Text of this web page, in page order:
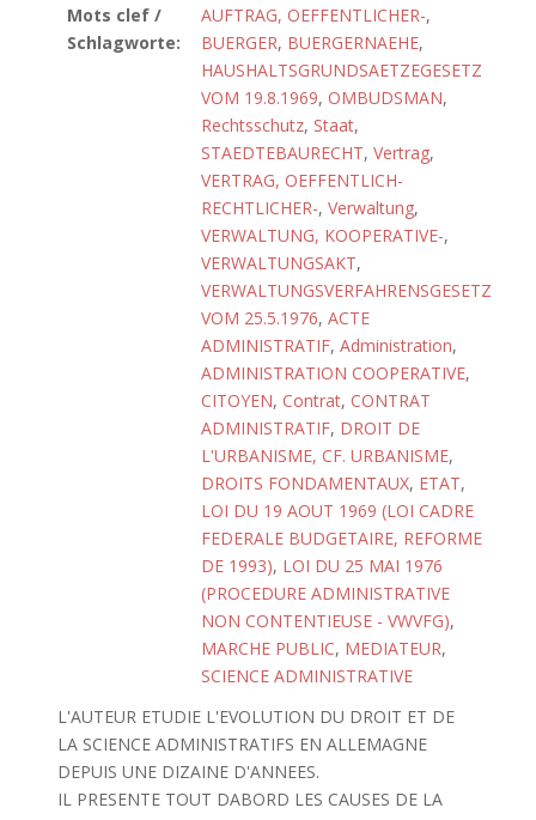
Mots clef /
Schlagworte:
AUFTRAG, OEFFENTLICHER-,
BUERGER, BUERGERNAEHE,
HAUSHALTSGRUNDSAETZEGESETZ
VOM 19.8.1969, OMBUDSMAN,
Rechtsschutz, Staat,
STAEDTEBAURECHT, Vertrag,
VERTRAG, OEFFENTLICH-
RECHTLICHER-, Verwaltung,
VERWALTUNG, KOOPERATIVE-,
VERWALTUNGSAKT,
VERWALTUNGSVERFAHRENSGESETZ
VOM 25.5.1976, ACTE
ADMINISTRATIF, Administration,
ADMINISTRATION COOPERATIVE,
CITOYEN, Contrat, CONTRAT
ADMINISTRATIF, DROIT DE
L'URBANISME, CF. URBANISME,
DROITS FONDAMENTAUX, ETAT,
LOI DU 19 AOUT 1969 (LOI CADRE
FEDERALE BUDGETAIRE, REFORME
DE 1993), LOI DU 25 MAI 1976
(PROCEDURE ADMINISTRATIVE
NON CONTENTIEUSE - VWVFG),
MARCHE PUBLIC, MEDIATEUR,
SCIENCE ADMINISTRATIVE
L'AUTEUR ETUDIE L'EVOLUTION DU DROIT ET DE
LA SCIENCE ADMINISTRATIFS EN ALLEMAGNE
DEPUIS UNE DIZAINE D'ANNEES.
IL PRESENTE TOUT DABORD LES CAUSES DE LA